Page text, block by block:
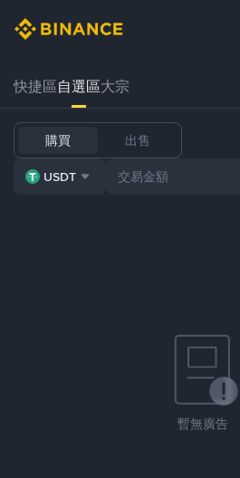
快捷區自選區大宗
購買 出售
USDT
暫無廣告